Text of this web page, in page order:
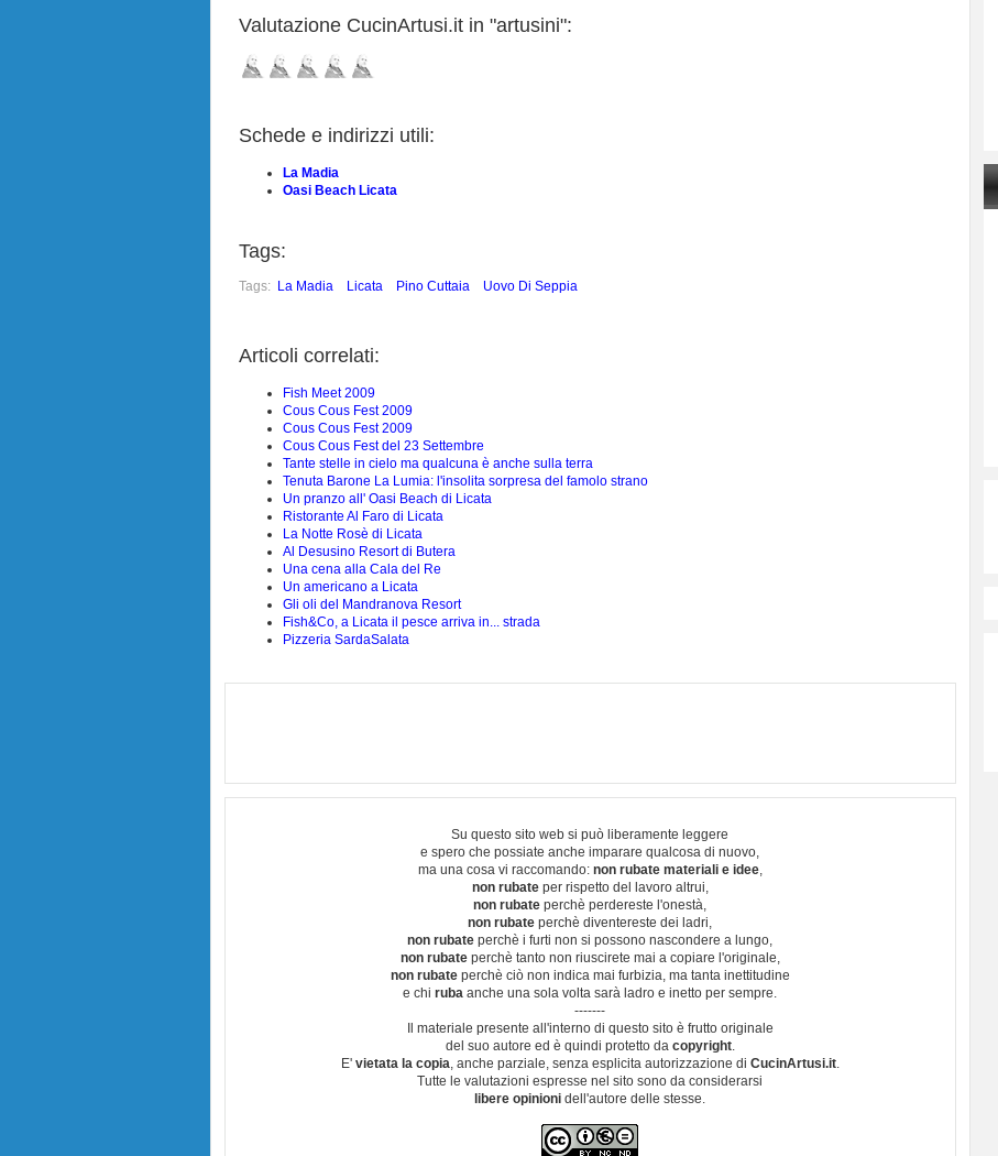
Valutazione CucinArtusi.it in "artusini":
Schede e indirizzi utili:
La Madia
Oasi Beach Licata
Tags:
Tags: La Madia Licata Pino Cuttaia Uovo Di Seppia
Articoli correlati:
Fish Meet 2009
Cous Cous Fest 2009
Cous Cous Fest 2009
Cous Cous Fest del 23 Settembre
Tante stelle in cielo ma qualcuna è anche sulla terra
Tenuta Barone La Lumia: l'insolita sorpresa del famolo strano
Un pranzo all' Oasi Beach di Licata
Ristorante Al Faro di Licata
La Notte Rosè di Licata
Al Desusino Resort di Butera
Una cena alla Cala del Re
Un americano a Licata
Gli oli del Mandranova Resort
Fish&Co, a Licata il pesce arriva in... strada
Pizzeria SardaSalata
Su questo sito web si può liberamente leggere
e spero che possiate anche imparare qualcosa di nuovo,
ma una cosa vi raccomando: non rubate materiali e idee,
non rubateper rispetto del lavoro altrui,
non rubate perchè perdereste l'onestà,
non rubate perchè diventereste dei ladri,
non rubate perchè i furti non si possono nascondere a lungo,
non rubateperchè tanto non riuscirete mai a copiare l'originale,
non rubateperchè ciò non indica mai furbizia, ma tanta inettitudine
e chi ruba anche una sola volta sarà ladro e inetto per sempre.
-------
Il materiale presente all'interno di questo sito è frutto originale
del suo autore ed è quindi protetto da copyright.
E' vietata la copia, anche parziale, senza esplicita autorizzazione di CucinArtusi.it.
Tutte le valutazioni espresse nel sito sono da considerarsi
libere opinioni dell'autore delle stesse.